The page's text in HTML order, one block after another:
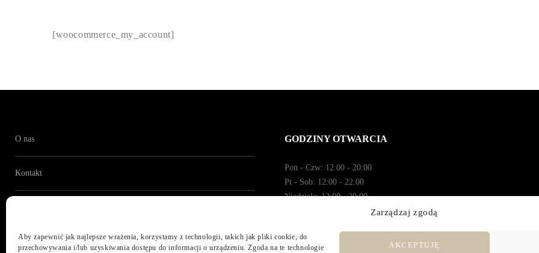
Zarządzaj zgodą
Aby zapewnić jak najlepsze wrażenia, korzystamy z technologii, takich jak pliki cookie, do
przechowywania i/lub uzyskiwania dostępu do informacji o urządzeniu. Zgoda na te technologie
AKCEPTUJĘ
[woocommerce_my_account]
O nas
Kontakt
GODZINY OTWARCIA
Pon - Czw: 12:00 - 20:00
Pt - Sob: 12:00 - 22:00
Niedziela: 12:00 - 20:00